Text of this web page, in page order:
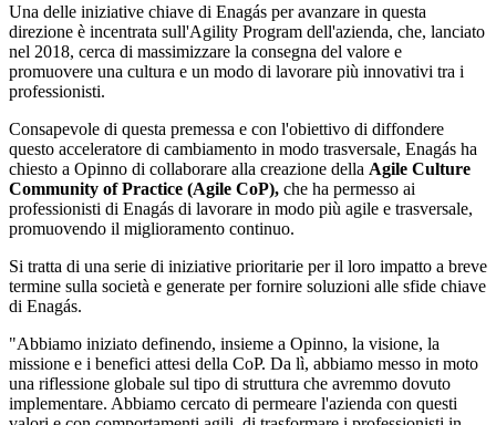
Una delle iniziative chiave di Enagás per avanzare in questa
direzione è incentrata sull'Agility Program dell'azienda, che, lanciato
nel 2018, cerca di massimizzare la consegna del valore e
promuovere una cultura e un modo di lavorare più innovativi tra i
professionisti.
Consapevole di questa premessa e con l'obiettivo di diffondere
questo acceleratore di cambiamento in modo trasversale, Enagás ha
chiesto a Opinno di collaborare alla creazione della Agile Culture
Community of Practice (Agile CoP), che ha permesso ai
professionisti di Enagás di lavorare in modo più agile e trasversale,
promuovendo il miglioramento continuo.
Si tratta di una serie di iniziative prioritarie per il loro impatto a breve
termine sulla società e generate per fornire soluzioni alle sfide chiave
di Enagás.
"Abbiamo iniziato definendo, insieme a Opinno, la visione, la
missione e i benefici attesi della CoP. Da lì, abbiamo messo in moto
una riflessione globale sul tipo di struttura che avremmo dovuto
implementare. Abbiamo cercato di permeare l'azienda con questi